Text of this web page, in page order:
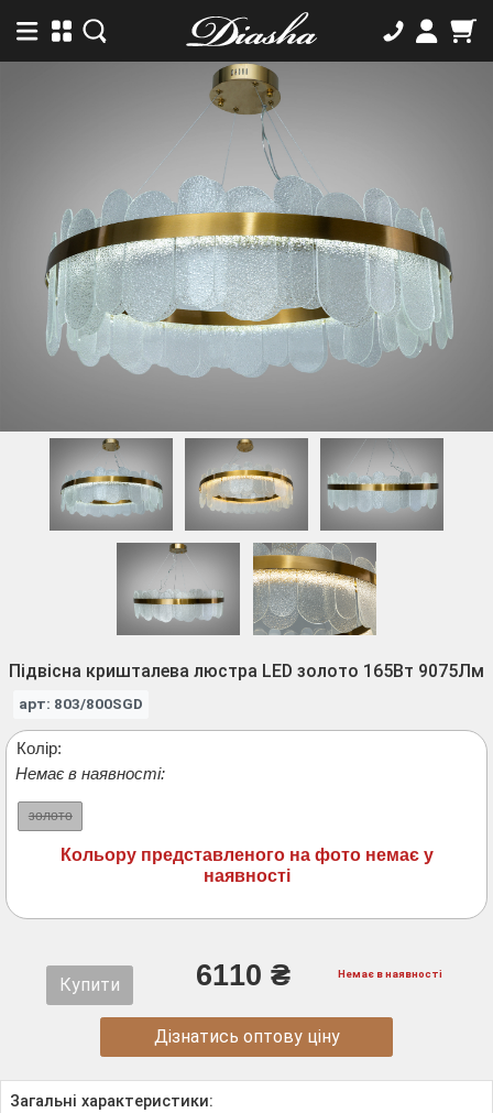
Підвісна кришталева люстра LED золото 165Вт 9075Лм
арт: 803/800SGD
Колір:
Немає в наявності:
золото
Кольору представленого на фото немає у
наявності
Купити 6110 ₴ Немає в наявності
Дізнатись оптову ціну
Загальні характеристики: